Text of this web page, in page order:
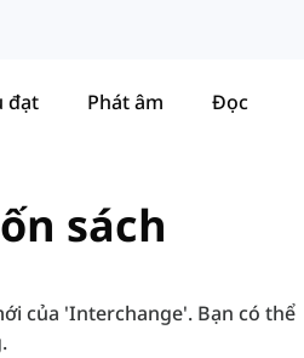
đạt Phát âm Đọc
sách
của 'Interchange'. Bạn có thể